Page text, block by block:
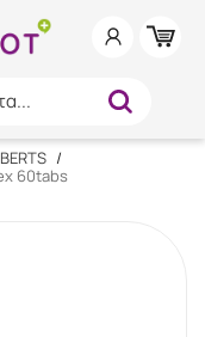
/
60tabs